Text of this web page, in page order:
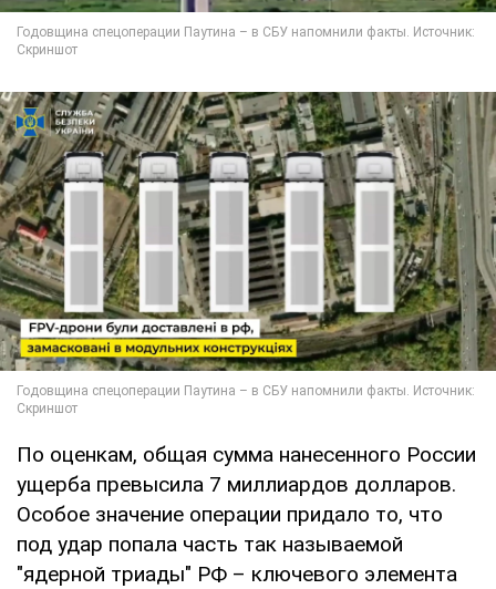
По оценкам, общая сумма нанесенного России
ущерба превысила 7 миллиардов долларов.
Особое значение операции придало то, что
под удар попала часть так называемой
"ядерной триады" РФ – ключевого элемента